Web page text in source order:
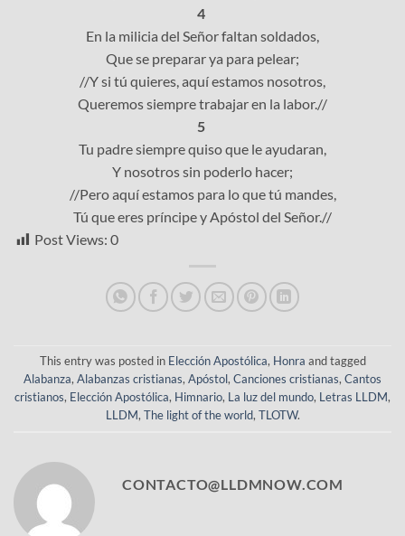
4
En la milicia del Señor faltan soldados,
Que se preparar ya para pelear;
//Y si tú quieres, aquí estamos nosotros,
Queremos siempre trabajar en la labor.//
5
Tu padre siempre quiso que le ayudaran,
Y nosotros sin poderlo hacer;
//Pero aquí estamos para lo que tú mandes,
Tú que eres príncipe y Apóstol del Señor.//
Post Views: 0
This entry was posted in Elección Apostólica, Honra and tagged
Alabanza, Alabanzas cristianas, Apóstol, Canciones cristianas, Cantos
cristianos, Elección Apostólica, Himnario, La luz del mundo, Letras LLDM,
LLDM, The light of the world, TLOTW.
CONTACTO@LLDMNOW.COM